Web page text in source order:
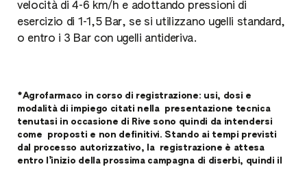
velocità di 4-6 km/h e adottando pressioni di
esercizio di 1-1,5 Bar, se si utilizzano ugelli standard,
o entro i 3 Bar con ugelli antideriva.
*Agrofarmaco in corso di registrazione: usi, dosi e
modalità di impiego citati nella presentazione tecnica
tenutasi in occasione di Rive sono quindi da intendersi
come proposti e non definitivi. Stando ai tempi previsti
dal processo autorizzativo, la registrazione è attesa
entro l’inizio della prossima campagna di diserbi, quindi il